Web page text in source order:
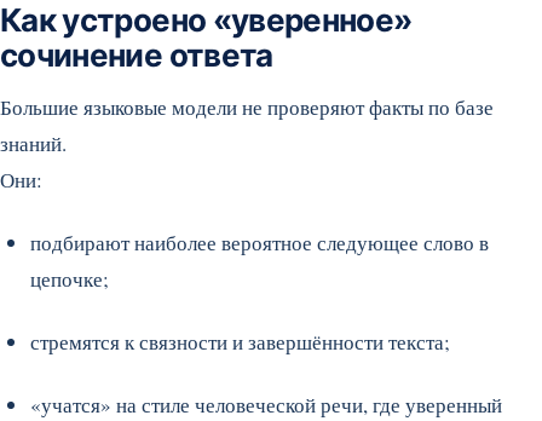
Как устроено «уверенное»
сочинение ответа
Большие языковые модели не проверяют факты по базе
знаний.
Они:
подбирают наиболее вероятное следующее слово в
цепочке;
стремятся к связности и завершённости текста;
«учатся» на стиле человеческой речи, где уверенный